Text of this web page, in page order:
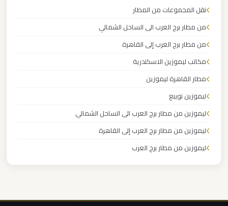
نقل المجموعات من المطار
من مطار برج العرب الى الساحل الشمالي
من مطار برج العرب إلى القاهرة
مكاتب ليموزين الاسكندرية
مطار القاهرة ليموزين
ليموزين نويبع
ليموزين من مطار برج العرب الى الساحل الشمالي
ليموزين من مطار برج العرب إلى القاهرة
ليموزين من مطار برج العرب
ليموزين من مطار القاهرة
ليموزين من القاهرة الى مطار برج العرب
ليموزين
العلمين
ليموزين
العالمين
ليموزين
العاصمة
الادارية
ليموزين